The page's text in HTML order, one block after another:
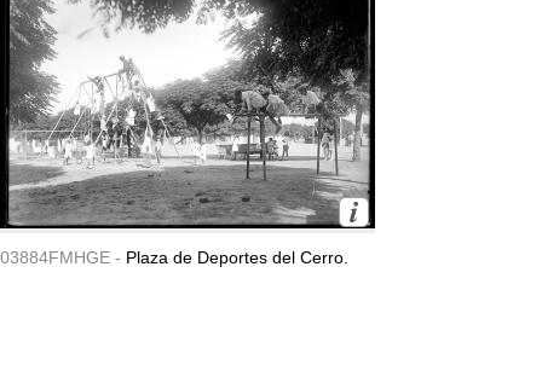
03884FMHGE - Plaza de Deportes del Cerro.